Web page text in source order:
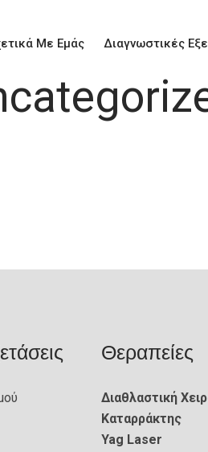
Με Εμάς Διαγνωστικές
Θεραπείες
Διαθλαστική
Καταρράκτης
Yag Laser